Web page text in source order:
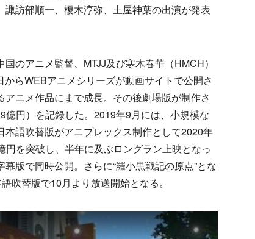
訪部順一、榎木淳弥、土屋神葉の出演が発表
のアニメ監督、MTJJ及び寒木春華（HMCH）
らWEBアニメシリーズが動画サイトで公開さ
ニメ作品にまで成長。その後劇場版が制作さ
円）を記録した。2019年9月には、小規模な
語吹替版がアニプレックス制作として2020年
を突破し、半年に及ぶロングラン上映となっ
版で同時公開。さらに“羅小黒戦記の原点”とな
吹替版で10月より放送開始となる。